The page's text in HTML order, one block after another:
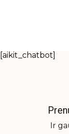
[aikit_chatbot]
Ir